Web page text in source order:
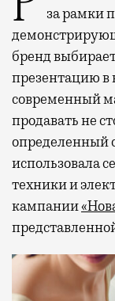
за рамки
бренд
презентацию в
современный
продавать не
определенный
использовала
техники и
кампании